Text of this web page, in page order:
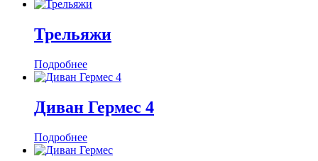
Трельяжи
Подробнее
Диван Гермес 4
Подробнее